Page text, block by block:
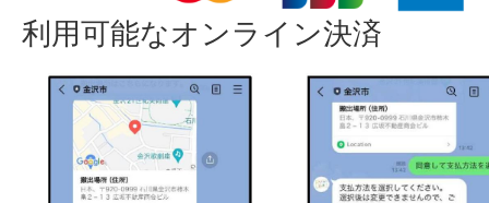
利用可能なオンライン決済